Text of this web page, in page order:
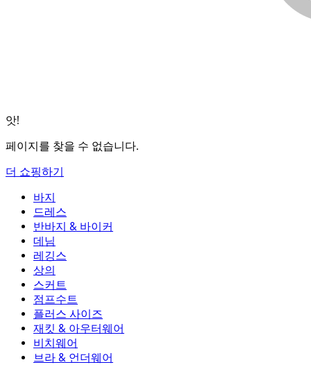
앗!
페이지를 찾을 수 없습니다.
더 쇼핑하기
바지
바지
조거
작업 바지
플로우 팬츠
드레스
드레스
액티브 드레스
맥시 & 미디 드레스
미니 드레스
반바지 & 바이커
반바지 & 바이커
바이커
데님 반바지
2.5인치 반바지
데님
데님
데님 레깅스
와이드 진
데님 반바지
데님 스커트
레깅스
레깅스
데님 레깅스
힙업 레깅스
요가 레깅스
상의
상의
스포츠 브라
티셔츠
스커트
스커트
액티브 스커트
미니 스커트
맥시 & 미디 스커트
점프수트
점프수트
오버롤
롬퍼
플러스 사이즈
플러스 사이즈
플러스 사이즈 하의
플러스 사이즈 상의
플러스 사이즈 드레스
재킷 & 아우터웨어
재킷 & 아우터웨어
재킷 & 아우터웨어
아우터웨어
비치웨어
비치웨어
수영복 상의
브라 & 언더웨어
브라 & 언더웨어